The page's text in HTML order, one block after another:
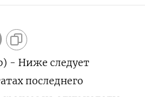
- Ниже следует
последнего